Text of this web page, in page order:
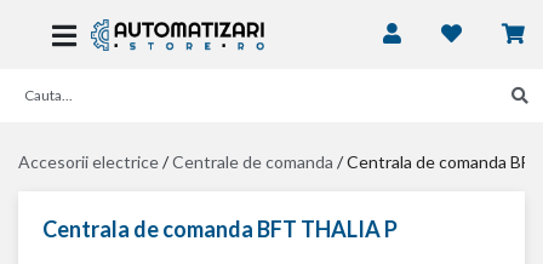
Accesorii electrice/Centrale de comanda /Centrala de comanda
Centrala de comanda BFT THALIA P